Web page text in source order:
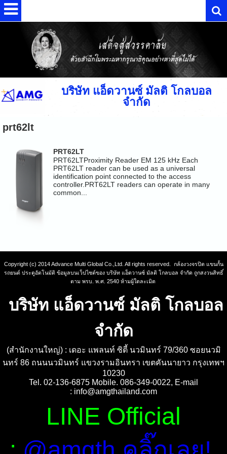
บริษัท แอ็ดวานซ์ มัลติ โกลบอล
จำกัด
prt62lt
PRT62LT
PRT62LTProximity Reader EM 125 kHz Each
PRT62LT reader can be used as a universal
identification point connected to the access
controller.PRT62LT readers can operate in many
common...
Copyright (c) 2014 Advance Multi Global Co.,Ltd. All rights reserved. กล้องวงจรปิด แขนกั้น
รถยนต์ ประตูอัตโนมัติ ข้อมูลบนเว็ปไซต์ของ บริษัท แอ็ดวานซ์ มัลติ โกลบอล จำกัด ถูกสงวนสิทธิ์
ตาม พรบ. พ.ศ. 2540 ห้ามผู้ใดละเมิด
บริษัท แอ็ดวานซ์ มัลติ โกลบอล
จำกัด
(สำนักงานใหญ่) : เดอะ แพลนท์ ซิตี้ นวมินทร์ 79/360 ซอยนวมิ
นทร์ 86 ถนนนวมินทร์ แขวงรามอินทรา เขตคันนายาว กรุงเทพฯ
10230
Tel. 02-136-6875 Mobile. 086-349-0022, E-mail
: info@amgthailand.com
LINE Official